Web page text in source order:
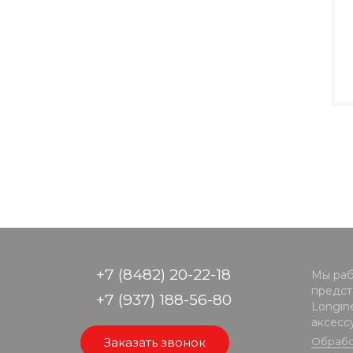
+7 (8482) 20-22-18
+7 (937) 188-56-80
Заказать звонок
Мы